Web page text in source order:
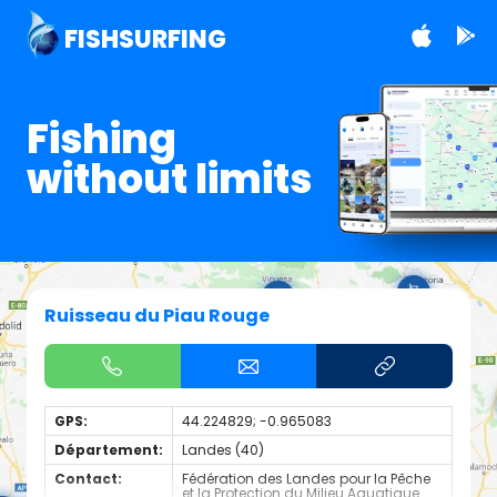
FISHSURFING
Fishing
without limits
Ruisseau du Piau Rouge
GPS:
44.224829; -0.965083
Département:
Landes (40)
Contact:
Fédération des Landes pour la Pêche